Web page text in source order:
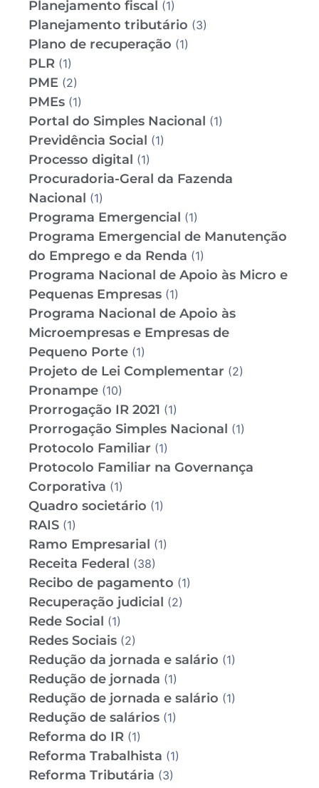
Planejamento fiscal (1)
Planejamento tributário (3)
Plano de recuperação (1)
PLR (1)
PME (2)
PMEs (1)
Portal do Simples Nacional (1)
Previdência Social (1)
Processo digital (1)
Procuradoria-Geral da Fazenda
Nacional (1)
Programa Emergencial (1)
Programa Emergencial de Manutenção
do Emprego e da Renda (1)
Programa Nacional de Apoio às Micro e
Pequenas Empresas (1)
Programa Nacional de Apoio às
Microempresas e Empresas de
Pequeno Porte (1)
Projeto de Lei Complementar (2)
Pronampe (10)
Prorrogação IR 2021 (1)
Prorrogação Simples Nacional (1)
Protocolo Familiar (1)
Protocolo Familiar na Governança
Corporativa (1)
Quadro societário (1)
RAIS (1)
Ramo Empresarial (1)
Receita Federal (38)
Recibo de pagamento (1)
Recuperação judicial (2)
Rede Social (1)
Redes Sociais (2)
Redução da jornada e salário (1)
Redução de jornada (1)
Redução de jornada e salário (1)
Redução de salários (1)
Reforma do IR (1)
Reforma Trabalhista (1)
Reforma Tributária (3)